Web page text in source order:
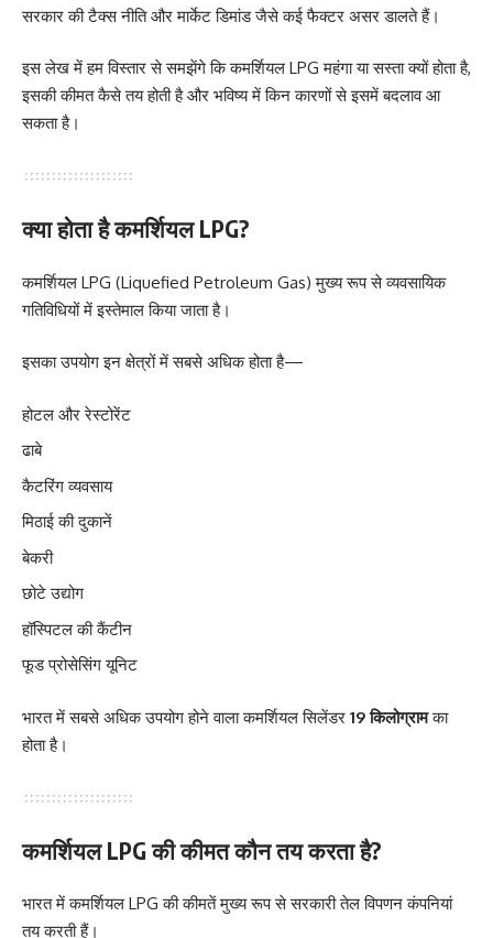
सरकार की टैक्स नीति और मार्केट डिमांड जैसे कई फैक्टर असर डालते हैं।
इस लेख में हम विस्तार से समझेंगे कि कमर्शियल LPG महंगा या सस्ता क्यों होता है,
इसकी कीमत कैसे तय होती है और भविष्य में किन कारणों से इसमें बदलाव आ
सकता है।
क्या होता है कमर्शियल LPG?
कमर्शियल LPG (Liquefied Petroleum Gas) मुख्य रूप से व्यवसायिक
गतिविधियों में इस्तेमाल किया जाता है।
इसका उपयोग इन क्षेत्रों में सबसे अधिक होता है—
होटल और रेस्टोरेंट
ढाबे
कैटरिंग व्यवसाय
मिठाई की दुकानें
बेकरी
छोटे उद्योग
हॉस्पिटल की कैंटीन
फूड प्रोसेसिंग यूनिट
भारत में सबसे अधिक उपयोग होने वाला कमर्शियल सिलेंडर 19 किलोग्रामका
होता है।
कमर्शियल LPG की कीमत कौन तय करता है?
भारत में कमर्शियल LPG की कीमतें मुख्य रूप से सरकारी तेल विपणन कंपनियां
तय करती हैं।